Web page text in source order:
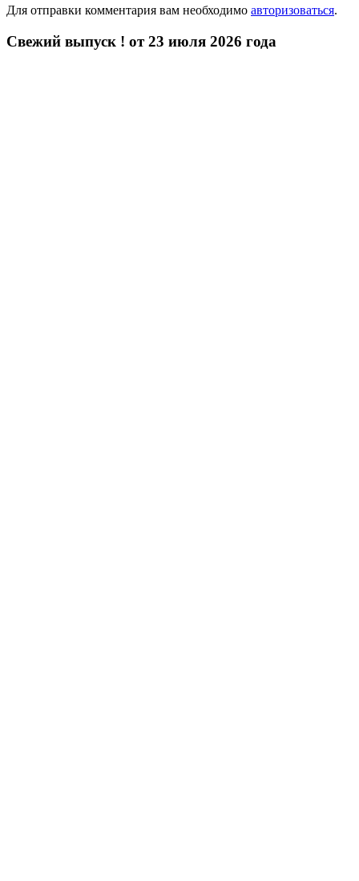
Для отправки комментария вам необходимо авторизоваться.
Свежий выпуск ! от 23 июля 2026 года